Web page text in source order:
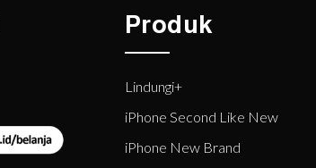
Produk
Lindungi+
iPhone Second Like New
iPhone New Brand